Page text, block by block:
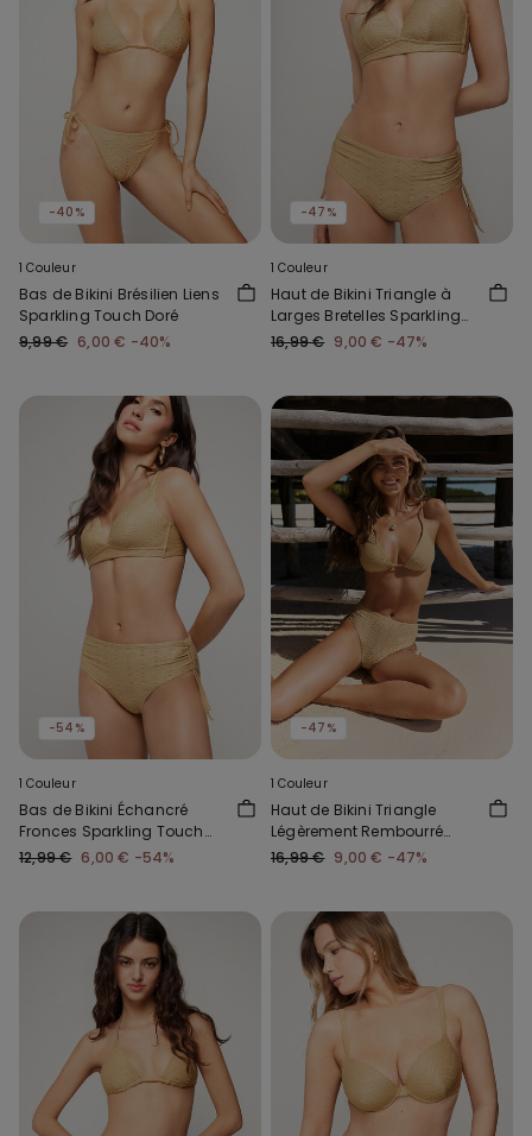
-40%
1 Couleur
Bas de Bikini Brésilien Liens
Sparkling Touch Doré
9,99 € 6,00 € -40%
-47%
1 Couleur
Haut de Bikini Triangle à
Larges Bretelles Sparkling
Touch Doré
16,99 € 9,00 € -47%
-54%
1 Couleur
Bas de Bikini Échancré
Fronces Sparkling Touch
Doré
12,99 € 6,00 € -54%
-47%
1 Couleur
Haut de Bikini Triangle
Légèrement Rembourré
Sparkling Touch Doré
16,99 € 9,00 € -47%